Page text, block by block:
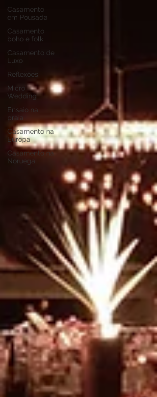
Casamento
em Pousada
Casamento
boho e folk
Casamento de
Luxo
Reflexões
Micro
Wedding
Ensaio na
praia
Casamento na
Europa
Casamento na
Noruega